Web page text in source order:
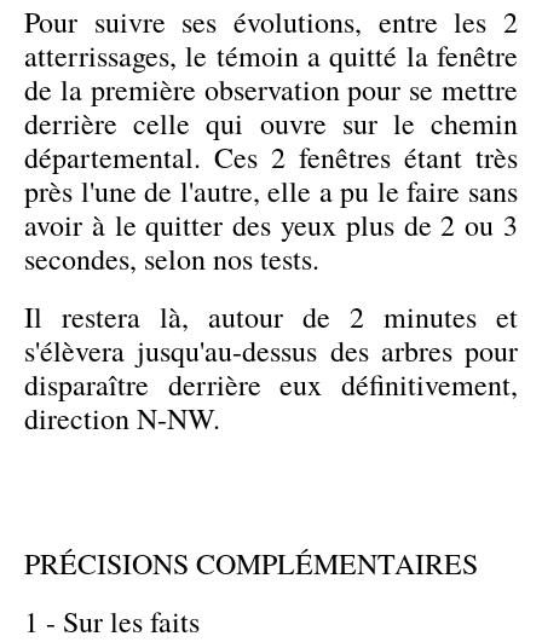
Pour suivre ses évolutions, entre les 2
atterrissages, le témoin a quitté la fenêtre
de la première observation pour se mettre
derrière celle qui ouvre sur le chemin
départemental. Ces 2 fenêtres étant très
près l'une de l'autre, elle a pu le faire sans
avoir à le quitter des yeux plus de 2 ou 3
secondes, selon nos tests.
Il restera là, autour de 2 minutes et
s'élèvera jusqu'au-dessus des arbres pour
disparaître derrière eux définitivement,
direction N-NW.
PRÉCISIONS COMPLÉMENTAIRES
1 - Sur les faits